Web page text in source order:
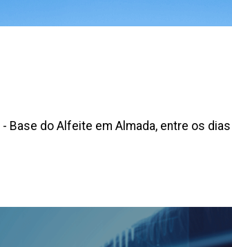
Base do Alfeite em Almada, entre os